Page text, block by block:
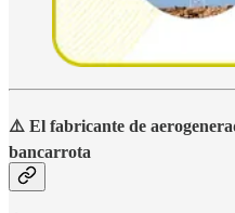
⚠️ El fabricante de
bancarrota